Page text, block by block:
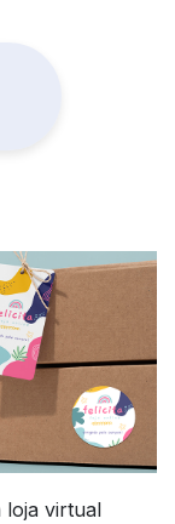
loja virtual